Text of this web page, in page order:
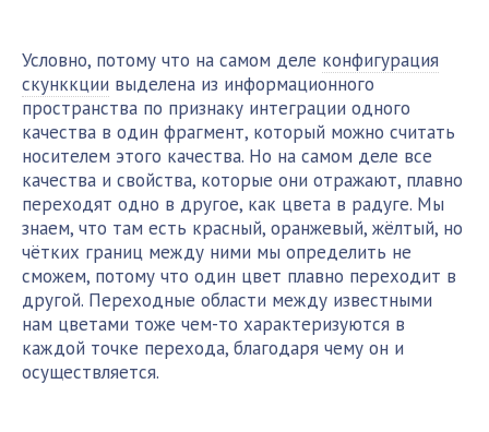
Условно, потому что на самом деле конфигурация
скунккции выделена из информационного
пространства по признаку интеграции одного
качества в один фрагмент, который можно считать
носителем этого качества. Но на самом деле все
качества и свойства, которые они отражают, плавно
переходят одно в другое, как цвета в радуге. Мы
знаем, что там есть красный, оранжевый, жёлтый, но
чётких границ между ними мы определить не
сможем, потому что один цвет плавно переходит в
другой. Переходные области между известными
нам цветами тоже чем-то характеризуются в
каждой точке перехода, благодаря чему он и
осуществляется.